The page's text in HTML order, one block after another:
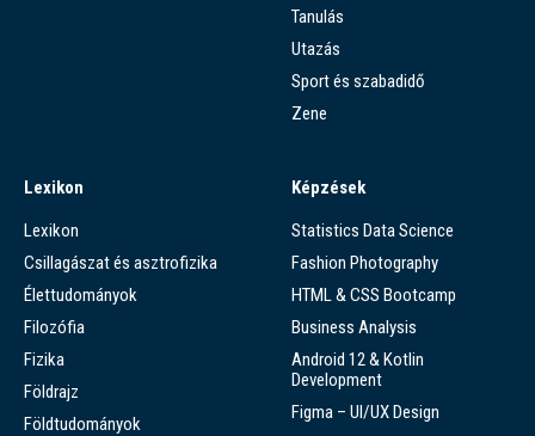
Tanulás
Utazás
Sport és szabadidő
Zene
Lexikon
Lexikon
Csillagászat és asztrofizika
Élettudományok
Filozófia
Fizika
Földrajz
Földtudományok
Képzések
Statistics Data Science
Fashion Photography
HTML & CSS Bootcamp
Business Analysis
Android 12 & Kotlin
Development
Figma – UI/UX Design